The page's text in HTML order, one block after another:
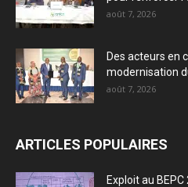
août 7, 2026
Des acteurs en
modernisation
août 7, 2026
ARTICLES POPULAIRES
Exploit au